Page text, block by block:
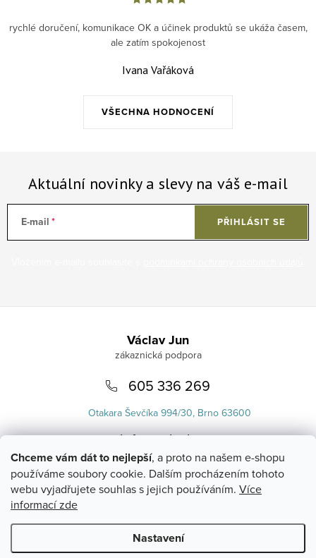
Chceme vám dát to nejlepší, a proto na našem e-shopu
používáme soubory cookie. Dalším procházením tohoto
webu vyjadřujete souhlas s jejich používáním. Více
informací zde
Nastavení
VŠECHNA HODNOCENÍ
rychlé doručení, komunikace OK a účinek produktů se ukáža časem,
ale zatím spokojenost
Ivana Vařáková
Aktuální novinky a slevy na váš e-mail
E-mail PŘIHLÁSIT SE
Václav Jun
605 336 269
Otakara Ševčíka 994/30, Brno 63600
info@uvlasku.cz